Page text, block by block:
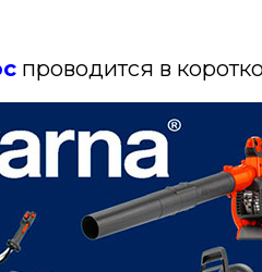
проводится в